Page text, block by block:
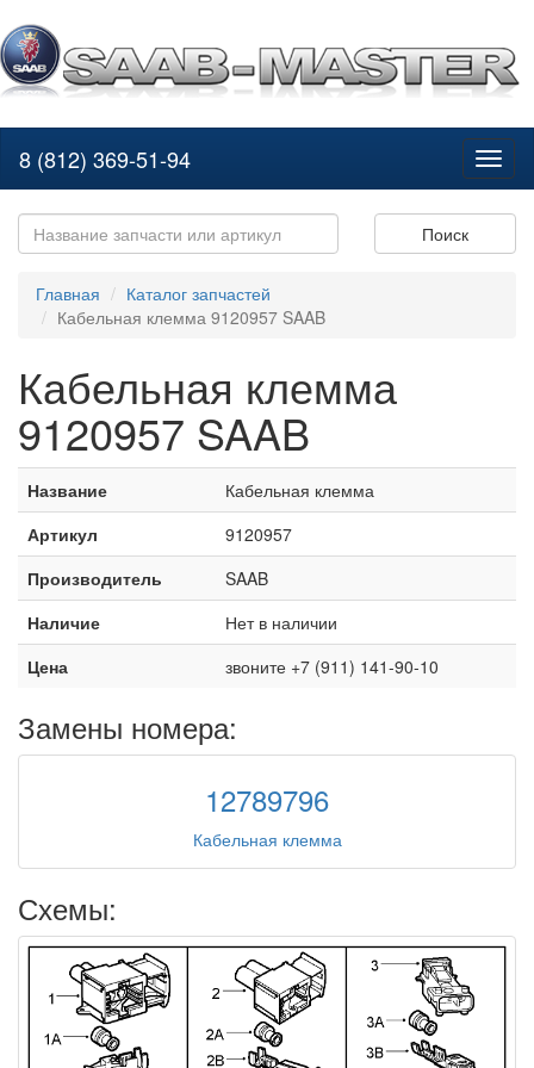
8 (812) 369-51-94
Поиск
Главная
Каталог запчастей
Кабельная клемма 9120957 SAAB
Кабельная клемма
9120957 SAAB
Название
Кабельная клемма
Артикул
9120957
Производитель
SAAB
Наличие
Нет в наличии
Цена
звоните +7 (911) 141-90-10
Замены номера:
12789796
Кабельная клемма
Схемы: